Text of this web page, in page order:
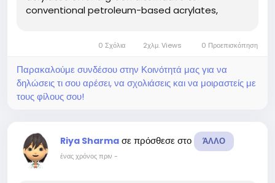
conventional petroleum-based acrylates,
regulatory pressure and consumer demand for
sustainability,...
0 Σχόλια 2χλμ. Views 0 Προεπισκόπηση
Παρακαλούμε συνδέσου στην Κοινότητά μας για να
δηλώσεις τι σου αρέσει, να σχολιάσεις και να μοιραστείς με
τους φίλους σου!
Riya Sharma σε πρόσθεσε στο ΆΛΛΟ
ένας χρόνος πριν -